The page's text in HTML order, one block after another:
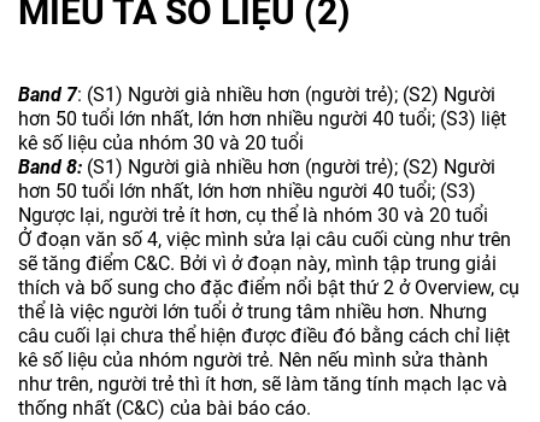
MIÊU TẢ SỐ LIỆU (2)
Band 7: (S1) Người già nhiều hơn (người trẻ); (S2) Người
hơn 50 tuổi lớn nhất, lớn hơn nhiều người 40 tuổi; (S3) liệt
kê số liệu của nhóm 30 và 20 tuổi
Band 8: (S1) Người già nhiều hơn (người trẻ); (S2) Người
hơn 50 tuổi lớn nhất, lớn hơn nhiều người 40 tuổi; (S3)
Ngược lại, người trẻ ít hơn, cụ thể là nhóm 30 và 20 tuổi
Ở đoạn văn số 4, việc mình sửa lại câu cuối cùng như trên
sẽ tăng điểm C&C. Bởi vì ở đoạn này, mình tập trung giải
thích và bố sung cho đặc điểm nổi bật thứ 2 ở Overview, cụ
thể là việc người lớn tuổi ở trung tâm nhiều hơn. Nhưng
câu cuối lại chưa thể hiện được điều đó bằng cách chỉ liệt
kê số liệu của nhóm người trẻ. Nên nếu mình sửa thành
như trên, người trẻ thì ít hơn, sẽ làm tăng tính mạch lạc và
thống nhất (C&C) của bài báo cáo.